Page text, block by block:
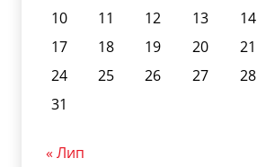
10
11 12 13 14
17
18 19 20 21
24
25 26 27 28
31
« Лип